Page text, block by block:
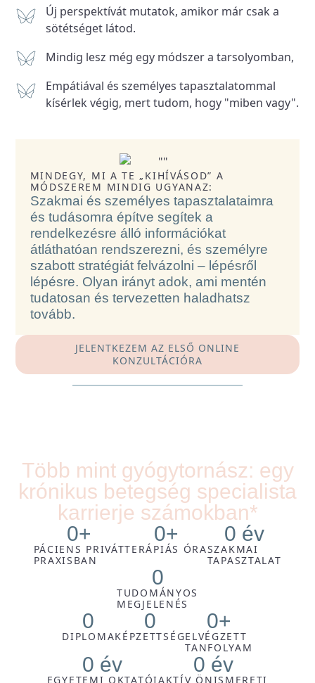
Új perspektívát mutatok, amikor már csak a
sötétséget látod.
Mindig lesz még egy módszer a tarsolyomban,
Empátiával és személyes tapasztalatommal
kísérlek végig, mert tudom, hogy "miben vagy".
MINDEGY, MI A TE „KIHÍVÁSOD” A
MÓDSZEREM MINDIG UGYANAZ:
Szakmai és személyes tapasztalataimra
és tudásomra építve segítek a
rendelkezésre álló információkat
átláthatóan rendszerezni, és személyre
szabott stratégiát felvázolni – lépésről
lépésre. Olyan irányt adok, ami mentén
tudatosan és tervezetten haladhatsz
tovább.
JELENTKEZEM AZ ELSŐ ONLINE
KONZULTÁCIÓRA
Több mint gyógytornász: egy
krónikus betegség specialista
karrierje számokban*
PÁCIENS PRIVÁT
PRAXISBAN
0+
TERÁPIÁS ÓRA
0+
SZAKMAI
TAPASZTALAT
0 év
TUDOMÁNYOS
MEGJELENÉS
0
DIPLOMA
0
KÉPZETTSÉG
0
ELVÉGZETT
TANFOLYAM
0+
EGYETEMI OKTATÓI
0 év
AKTÍV ÖNISMERETI
0 év